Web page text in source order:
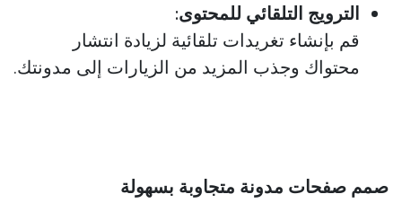
الترويج التلقائي للمحتوى:
قم بإنشاء تغريدات تلقائية لزيادة انتشار
محتواك وجذب المزيد من الزيارات إلى مدونتك.
صمم صفحات مدونة متجاوبة بسهولة